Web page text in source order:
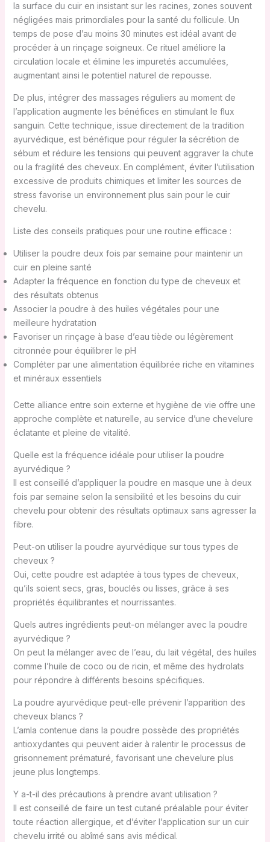
la surface du cuir en insistant sur les racines, zones souvent
négligées mais primordiales pour la santé du follicule. Un
temps de pose d’au moins 30 minutes est idéal avant de
procéder à un rinçage soigneux. Ce rituel améliore la
circulation locale et élimine les impuretés accumulées,
augmentant ainsi le potentiel naturel de repousse.
De plus, intégrer des massages réguliers au moment de
l’application augmente les bénéfices en stimulant le flux
sanguin. Cette technique, issue directement de la tradition
ayurvédique, est bénéfique pour réguler la sécrétion de
sébum et réduire les tensions qui peuvent aggraver la chute
ou la fragilité des cheveux. En complément, éviter l’utilisation
excessive de produits chimiques et limiter les sources de
stress favorise un environnement plus sain pour le cuir
chevelu.
Liste des conseils pratiques pour une routine efficace :
Utiliser la poudre deux fois par semaine pour maintenir un
cuir en pleine santé
Adapter la fréquence en fonction du type de cheveux et
des résultats obtenus
Associer la poudre à des huiles végétales pour une
meilleure hydratation
Favoriser un rinçage à base d’eau tiède ou légèrement
citronnée pour équilibrer le pH
Compléter par une alimentation équilibrée riche en vitamines
et minéraux essentiels
Cette alliance entre soin externe et hygiène de vie offre une
approche complète et naturelle, au service d’une chevelure
éclatante et pleine de vitalité.
Quelle est la fréquence idéale pour utiliser la poudre
ayurvédique ?
Il est conseillé d’appliquer la poudre en masque une à deux
fois par semaine selon la sensibilité et les besoins du cuir
chevelu pour obtenir des résultats optimaux sans agresser la
fibre.
Peut-on utiliser la poudre ayurvédique sur tous types de
cheveux ?
Oui, cette poudre est adaptée à tous types de cheveux,
qu’ils soient secs, gras, bouclés ou lisses, grâce à ses
propriétés équilibrantes et nourrissantes.
Quels autres ingrédients peut-on mélanger avec la poudre
ayurvédique ?
On peut la mélanger avec de l’eau, du lait végétal, des huiles
comme l’huile de coco ou de ricin, et même des hydrolats
pour répondre à différents besoins spécifiques.
La poudre ayurvédique peut-elle prévenir l’apparition des
cheveux blancs ?
L’amla contenue dans la poudre possède des propriétés
antioxydantes qui peuvent aider à ralentir le processus de
grisonnement prématuré, favorisant une chevelure plus
jeune plus longtemps.
Y a-t-il des précautions à prendre avant utilisation ?
Il est conseillé de faire un test cutané préalable pour éviter
toute réaction allergique, et d’éviter l’application sur un cuir
chevelu irrité ou abîmé sans avis médical.